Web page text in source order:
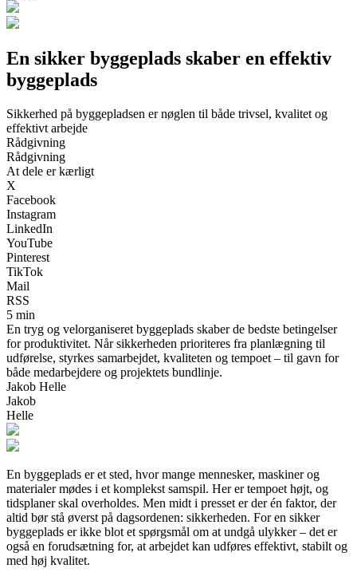
En sikker byggeplads skaber en effektiv
byggeplads
Sikkerhed på byggepladsen er nøglen til både trivsel, kvalitet og
effektivt arbejde
Rådgivning
Rådgivning
At dele er kærligt
X
Facebook
Instagram
LinkedIn
YouTube
Pinterest
TikTok
Mail
RSS
5 min
En tryg og velorganiseret byggeplads skaber de bedste betingelser
for produktivitet. Når sikkerheden prioriteres fra planlægning til
udførelse, styrkes samarbejdet, kvaliteten og tempoet – til gavn for
både medarbejdere og projektets bundlinje.
Jakob Helle
Jakob
Helle
En byggeplads er et sted, hvor mange mennesker, maskiner og
materialer mødes i et komplekst samspil. Her er tempoet højt, og
tidsplaner skal overholdes. Men midt i presset er der én faktor, der
altid bør stå øverst på dagsordenen: sikkerheden. For en sikker
byggeplads er ikke blot et spørgsmål om at undgå ulykker – det er
også en forudsætning for, at arbejdet kan udføres effektivt, stabilt og
med høj kvalitet.